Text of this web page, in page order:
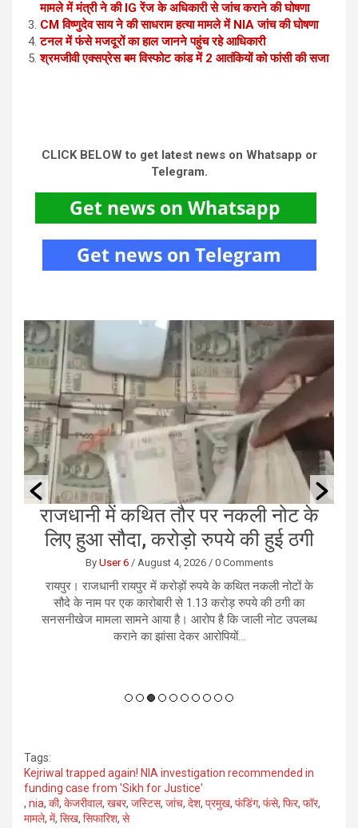
मामले में मंत्री ने की IG रेंज के अधिकारी से जांच कराने की घोषणा
CM विष्णुदेव साय ने की साधराम हत्या मामले में NIA जांच की घोषणा
टनल में फंसे मजदूरों का हाल जानने पहुंच रहे आधिकारी
श्रमजीवी एक्सप्रेस बम विस्फोट कांड में 2 आतंकियों को फांसी की सजा
CLICK BELOW to get latest news on Whatsapp or
Telegram.
राजधानी में कथित तौर पर नकली नोट के
लिए हुआ सौदा, करोड़ो रुपये की हुई ठगी
By User 6/ August 4, 2026/ 0 Comments
रायपुर। राजधानी रायपुर में करोड़ों रुपये के कथित नकली नोटों के
सौदे के नाम पर एक कारोबारी से 1.13 करोड़ रुपये की ठगी का
सनसनीखेज मामला सामने आया है। आरोप है कि जाली नोट उपलब्ध
कराने का झांसा देकर आरोपियों...
Tags:
Kejriwal trapped again! NIA investigation recommended in
funding case from 'Sikh for Justice'
, nia, की, केजरीवाल, खबर, जस्टिस, जांच, देश, प्रमुख, फंडिंग, फंसे, फिर, फॉर,
मामले, में, सिख, सिफारिश, से